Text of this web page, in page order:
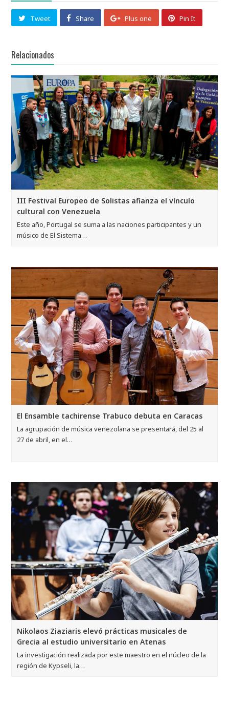
Tweet Share Plus one Pin It
Relacionados
III Festival Europeo de Solistas afianza el vínculo
cultural con Venezuela
Este año, Portugal se suma a las naciones participantes y un
músico de El Sistema…
El Ensamble tachirense Trabuco debuta en Caracas
La agrupación de música venezolana se presentará, del 25 al
27 de abril, en el…
Nikolaos Ziaziaris elevó prácticas musicales de
Grecia al estudio universitario en Atenas
La investigación realizada por este maestro en el núcleo de la
región de Kypseli, la…